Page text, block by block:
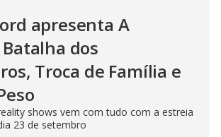
apresenta A
dos
Troca de Família e
shows vem com tudo com a estreia
23 de setembro